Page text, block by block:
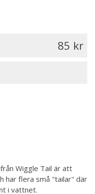
85
Wiggle Tail är att
har flera små "tailar" där
i vattnet.